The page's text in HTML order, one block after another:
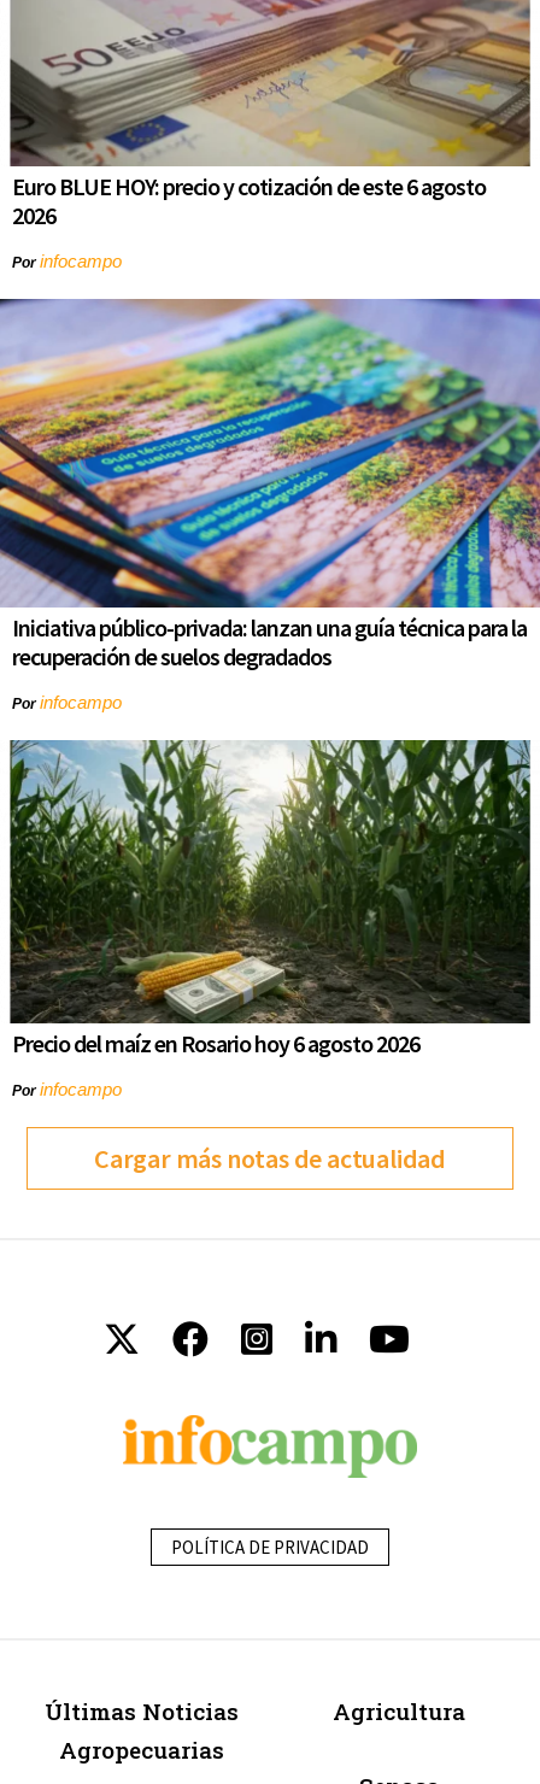
Euro BLUE HOY: precio y cotización de este 6 agosto
2026
Porinfocampo
Iniciativa público-privada: lanzan una guía técnica para la
recuperación de suelos degradados
Porinfocampo
Precio del maíz en Rosario hoy 6 agosto 2026
Porinfocampo
Cargar más notas de actualidad
POLÍTICA DE PRIVACIDAD
Últimas Noticias
Agropecuarias
Agricultura